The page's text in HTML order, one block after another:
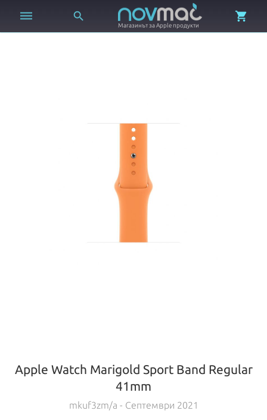
 
Магазинът за Apple продукти

Apple Watch Marigold Sport Band Regular
41mm
mkuf3zm/a - Септември 2021